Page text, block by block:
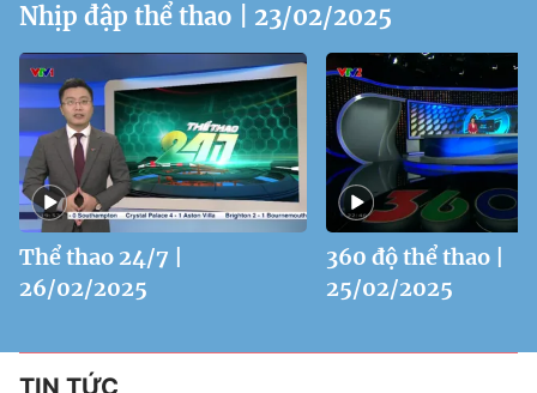
Nhịp đập thể thao | 23/02/2025
Thể thao 24/7 |
26/02/2025
360 độ thể thao |
25/02/2025
TIN TỨC